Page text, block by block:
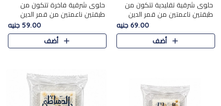
حلوى شرقية تقليدية تتكون من
طبقتين ناعمتين من قمر الدين
الفاخر، تتوسطهما حشوة غنية من
الفول السوداني المحمص، لتجمع
بين حلاوة المشمش الطبيعية..
69.00 جنيه
أضف
حلوى شرقية فاخرة تتكون من
طبقتين ناعمتين من قمر الدين
الفاخر، تتوسطهما حشوة غنية من
اللوز المحمص لتمنح مزيجًا متوازنًا
من النعومة والقرمشة. ..
59.00 جنيه
أضف